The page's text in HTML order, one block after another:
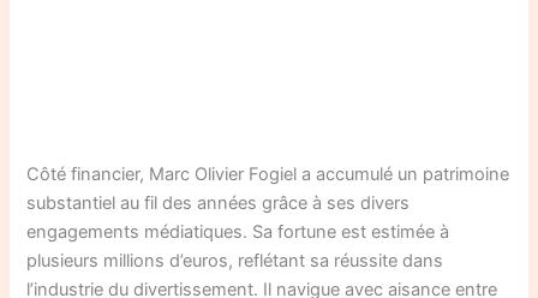
Côté financier, Marc Olivier Fogiel a accumulé un patrimoine
substantiel au fil des années grâce à ses divers
engagements médiatiques. Sa fortune est estimée à
plusieurs millions d’euros, reflétant sa réussite dans
l’industrie du divertissement. Il navigue avec aisance entre